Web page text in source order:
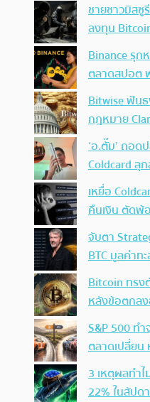
ชายชาวมิส
ลงทุน
Binance รุก
ตลาดสปอต
Bitwise ฟันธ
กฎหมาย
‘อ.ตั๊ม’ ถอด
Coldcard ลุ
เหยื่อ
คืนเงิน ตัดพ้
จับตา
BTC มูลค่าท
Bitcoin ทรง
หลังข้อตกล
S&P 500 ท
ตลาดเปลี่ยน
3 เหตุผลทำ
22% ในสัปด